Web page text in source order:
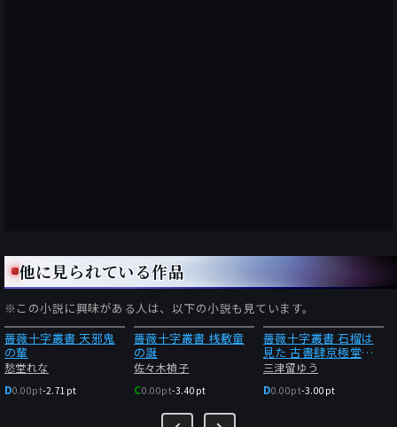
他に見られている作品
※この小説に興味がある人は、以下の小説も見ています。
薔薇十字叢書 天邪鬼
の輩
愁堂れな
D0.00pt-2.71pt
薔薇十字叢書 桟敷童
の誕
佐々木禎子
C0.00pt-3.40pt
薔薇十字叢書 石榴は
見た 古書肆京極堂内
聞
三津留ゆう
D0.00pt-3.00pt